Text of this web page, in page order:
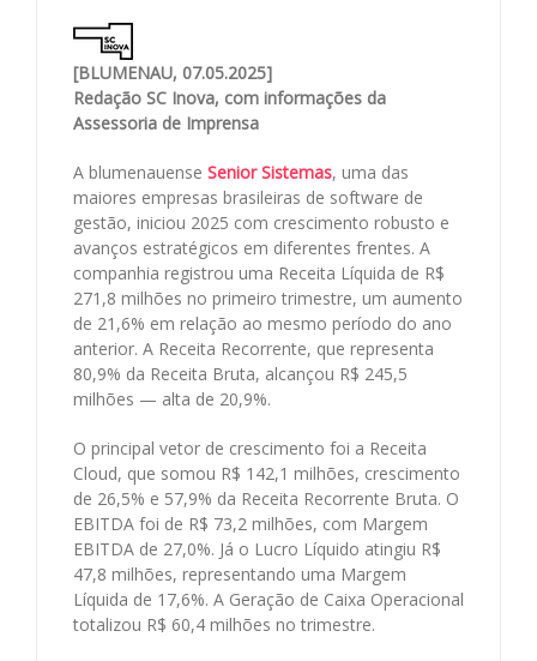
[BLUMENAU, 07.05.2025]
Redação SC Inova, com informações da
Assessoria de Imprensa
A blumenauense Senior Sistemas, uma das
maiores empresas brasileiras de software de
gestão, iniciou 2025 com crescimento robusto e
avanços estratégicos em diferentes frentes. A
companhia registrou uma Receita Líquida de R$
271,8 milhões no primeiro trimestre, um aumento
de 21,6% em relação ao mesmo período do ano
anterior. A Receita Recorrente, que representa
80,9% da Receita Bruta, alcançou R$ 245,5
milhões — alta de 20,9%.
O principal vetor de crescimento foi a Receita
Cloud, que somou R$ 142,1 milhões, crescimento
de 26,5% e 57,9% da Receita Recorrente Bruta. O
EBITDA foi de R$ 73,2 milhões, com Margem
EBITDA de 27,0%. Já o Lucro Líquido atingiu R$
47,8 milhões, representando uma Margem
Líquida de 17,6%. A Geração de Caixa Operacional
totalizou R$ 60,4 milhões no trimestre.